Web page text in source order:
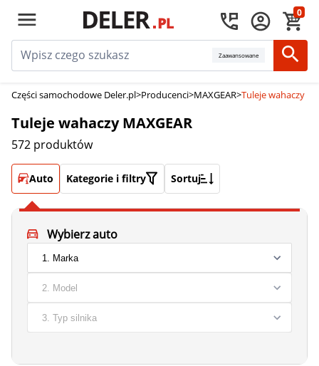
0
Zaawansowane
Części samochodowe Deler.pl>Producenci>MAXGEAR>Tuleje wahaczy
Tuleje wahaczy MAXGEAR
572 produktów
Auto Kategorie i filtry Sortuj
Wybierz auto